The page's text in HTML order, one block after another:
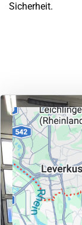
Sicherheit.